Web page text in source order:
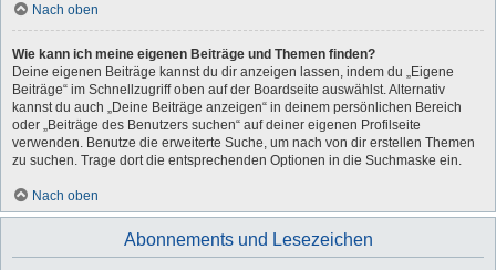
Nach oben
Wie kann ich meine eigenen Beiträge und Themen finden?
Deine eigenen Beiträge kannst du dir anzeigen lassen, indem du „Eigene
Beiträge“ im Schnellzugriff oben auf der Boardseite auswählst. Alternativ
kannst du auch „Deine Beiträge anzeigen“ in deinem persönlichen Bereich
oder „Beiträge des Benutzers suchen“ auf deiner eigenen Profilseite
verwenden. Benutze die erweiterte Suche, um nach von dir erstellen Themen
zu suchen. Trage dort die entsprechenden Optionen in die Suchmaske ein.
Nach oben
Abonnements und Lesezeichen